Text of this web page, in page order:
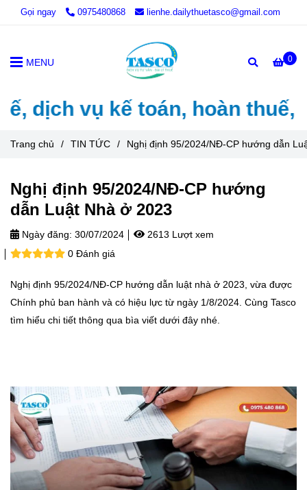
Gọi ngay 0975480868 lienhe.dailythuetasco@gmail.com
0
MENU
vụ kế toán, hoàn thuế,
Trang chủ / TIN TỨC / Nghị định 95/2024/NĐ-CP hướng dẫn
Nghị định 95/2024/NĐ-CP hướng
dẫn Luật Nhà ở 2023
Ngày đăng: 30/07/2024
2613 Lượt xem
0 Đánh giá
Nghị định 95/2024/NĐ-CP hướng dẫn luật nhà ở 2023, vừa được
Chính phủ ban hành và có hiệu lực từ ngày 1/8/2024. Cùng Tasco
tìm hiểu chi tiết thông qua bìa viết dưới đây nhé.